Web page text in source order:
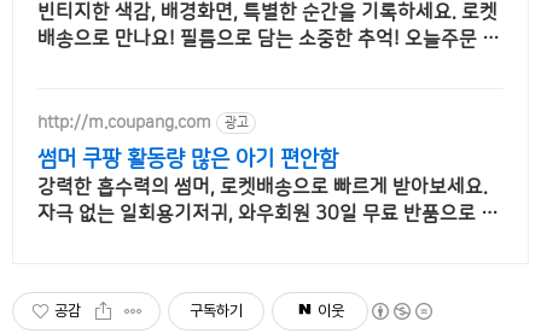
빈티지한 색감, 배경화면, 특별한 순간을 기록하세요. 로켓
배송으로 만나요! 필름으로 담는 소중한 추억! 오늘주문 내
http://m.coupang.com 광고
썸머 쿠팡 활동량 많은 아기 편안함
강력한 흡수력의 썸머, 로켓배송으로 빠르게 받아보세요.
자극 없는 일회용기저귀, 와우회원 30일 무료 반품으로 편
공감 구독하기 이웃